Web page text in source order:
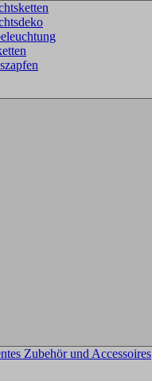
Zubehör und Accessoires